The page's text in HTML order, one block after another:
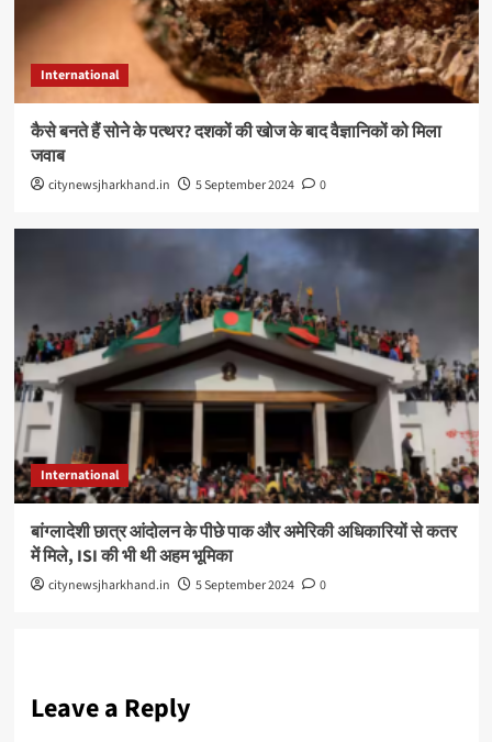
International
कैसे बनते हैं सोने के पत्थर? दशकों की खोज के बाद वैज्ञानिकों को मिला
जवाब
citynewsjharkhand.in 5 September 2024 0
International
बांग्लादेशी छात्र आंदोलन के पीछे पाक और अमेरिकी अधिकारियों से कतर
में मिले, ISI की भी थी अहम भूमिका
citynewsjharkhand.in 5 September 2024 0
Leave a Reply